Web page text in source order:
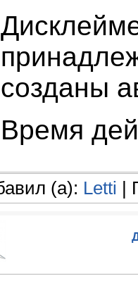
созданы
Время
(а): Letti |